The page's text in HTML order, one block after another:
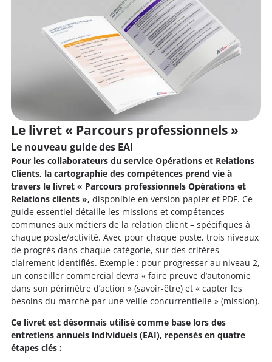
Le livret « Parcours professionnels »
Le nouveau guide des EAI
Pour les collaborateurs du service Opérations et Relations
Clients, la cartographie des compétences prend vie à
travers le livret « Parcours professionnels Opérations et
Relations clients », disponible en version papier et PDF. Ce
guide essentiel détaille les missions et compétences –
communes aux métiers de la relation client – spécifiques à
chaque poste/activité. Avec pour chaque poste, trois niveaux
de progrès dans chaque catégorie, sur des critères
clairement identifiés. Exemple : pour progresser au niveau 2,
un conseiller commercial devra « faire preuve d’autonomie
dans son périmètre d’action » (savoir-être) et « capter les
besoins du marché par une veille concurrentielle » (mission).
Ce livret est désormais utilisé comme base lors des
entretiens annuels individuels (EAI), repensés en quatre
étapes clés :